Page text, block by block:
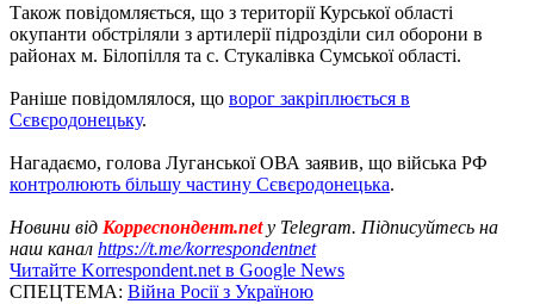
Також повідомляється, що з території Курської області
окупанти обстріляли з артилерії підрозділи сил оборони в
районах м. Білопілля та с. Стукалівка Сумської області.
Раніше повідомлялося, що ворог закріплюється в
Сєвєродонецьку.
Нагадаємо, голова Луганської ОВА заявив, що війська РФ
контролюють більшу частину Сєвєродонецька.
Новини від Корреспондент.netу Telegram. Підписуйтесь на
наш канал https://t.me/korrespondentnet
Читайте Korrespondent.net в Google News
СПЕЦТЕМА: Війна Росії з Україною